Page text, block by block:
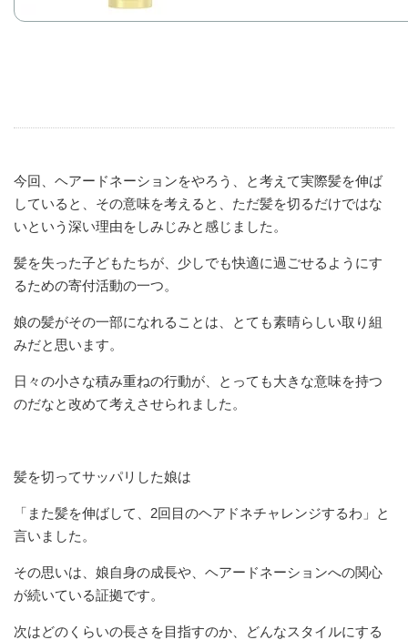
今回、ヘアードネーションをやろう、と考えて実際髪を伸ば
していると、その意味を考えると、ただ髪を切るだけではな
いという深い理由をしみじみと感じました。
髪を失った子どもたちが、少しでも快適に過ごせるようにす
るための寄付活動の一つ。
娘の髪がその一部になれることは、とても素晴らしい取り組
みだと思います。
日々の小さな積み重ねの行動が、とっても大きな意味を持つ
のだなと改めて考えさせられました。
髪を切ってサッパリした娘は
「また髪を伸ばして、2回目のヘアドネチャレンジするわ」と
言いました。
その思いは、娘自身の成長や、ヘアードネーションへの関心
が続いている証拠です。
次はどのくらいの長さを目指すのか、どんなスタイルにする